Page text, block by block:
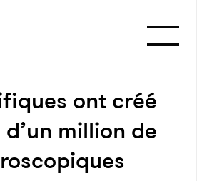
ont créé
million de